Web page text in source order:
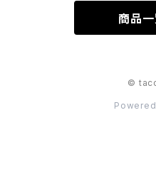
商品
©